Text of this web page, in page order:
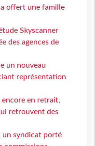
offert une famille
Skyscanner
des agences de
un nouveau
représentation
encore en retrait,
retrouvent des
un syndicat porté